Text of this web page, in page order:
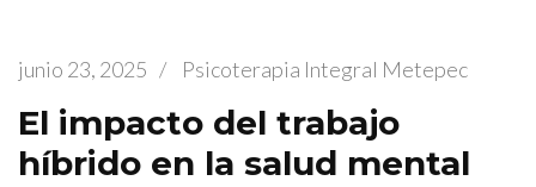
junio 23, 2025 / Psicoterapia Integral Metepec
El impacto del trabajo
híbrido en la salud mental